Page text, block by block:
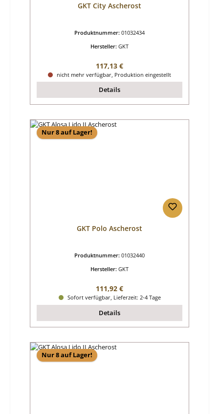
GKT City Ascherost
Produktnummer: 01032434
Hersteller: GKT
Regulärer Preis:
117,13 €
nicht mehr verfügbar, Produktion eingestellt
Details
Nur 8 auf Lager!
GKT Polo Ascherost
Produktnummer: 01032440
Hersteller: GKT
Regulärer Preis:
111,92 €
Sofort verfügbar, Lieferzeit: 2-4 Tage
Details
Nur 8 auf Lager!